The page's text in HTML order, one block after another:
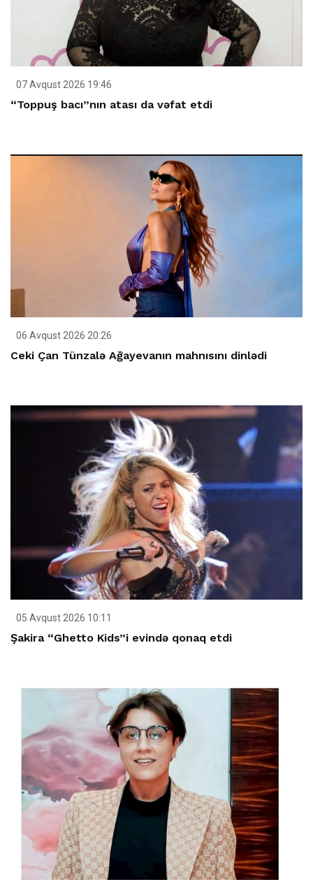
07 Avqust 2026 19:46
“Toppuş bacı”nın atası da vəfat etdi
06 Avqust 2026 20:26
Ceki Çan Tünzalə Ağayevanın mahnısını dinlədi
05 Avqust 2026 10:11
Şakira “Ghetto Kids”i evində qonaq etdi